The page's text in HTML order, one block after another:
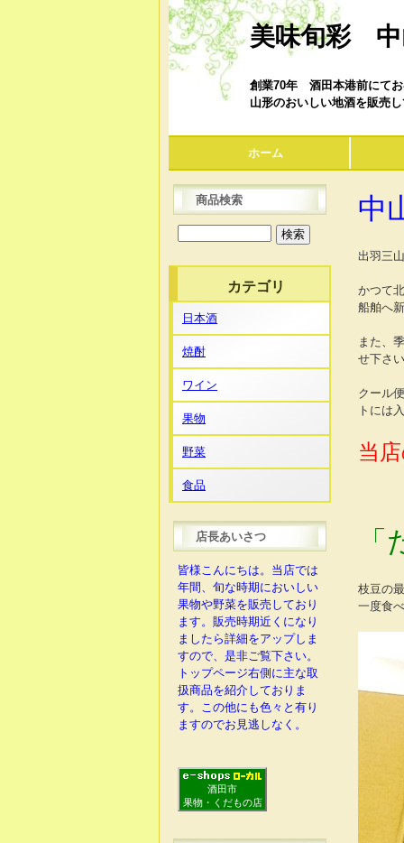
美味旬彩 中
創業70年 酒田本港前にて
山形のおいしい地酒を販売
ホーム
中
出羽三
かつて
船舶へ
また、
せ下さ
クール
トには
当
枝豆の
一度食
商品検索
カテゴリ
日本酒
焼酎
ワイン
果物
野菜
食品
店長あいさつ
皆様こんにちは。当店では
年間、旬な時期においしい
果物や野菜を販売しており
ます。販売時期近くになり
ましたら詳細をアップしま
すので、是非ご覧下さい。
トップページ右側に主な取
扱商品を紹介しておりま
す。この他にも色々と有り
ますのでお見逃しなく。
酒田市
果物・くだもの店